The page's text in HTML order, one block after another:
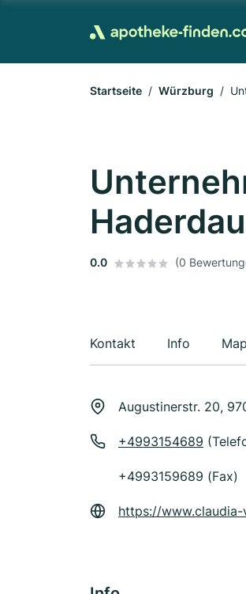
Startseite Würzburg
0.0 (0
Kontakt Info Map
Augustinerstr. 20,
+4993154689
+4993159689 (Fax)
https://www.claudia-